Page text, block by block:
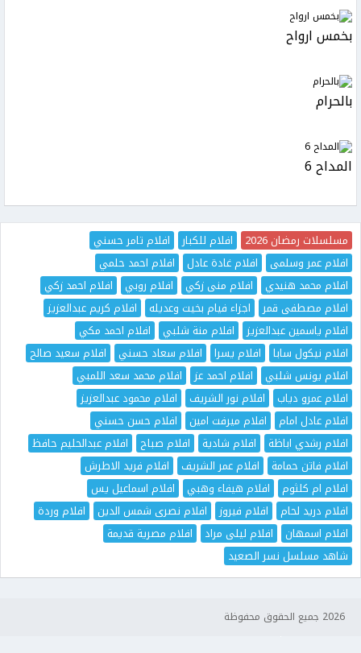
بخمس ارواح
بالحرام
المداح 6
مسلسلات رمضان 2026 افلام للكبار
افلام تامر حسني
افلام عمر وسلمى
افلام غادة عادل
افلام احمد حلمي
افلام محمد هنيدي
افلام منى زكي افلام روبي
افلام احمد زكي
افلام مصطفى قمر
اجزاء فيام بخيت وعديله
افلام كريم عبدالعزيز
افلام ياسمين عبدالعزيز
افلام منة شلبي
افلام احمد مكي
افلام نيكول سابا
افلام يسرا افلام سعاد حسني
افلام سعيد صالح
افلام يونس شلبي
افلام احمد عز
افلام محمد سعد اللمبي
افلام عمرو دياب
افلام نور الشريف
افلام محمود عبدالعزيز
افلام عادل امام
افلام ميرفت امين
افلام حسن حسني
افلام رشدي اباظة
افلام شادية افلام صباح
افلام عبدالحليم حافظ
افلام فاتن حمامة
افلام عمر الشريف
افلام فريد الاطرش
افلام ام كلثوم
افلام هيفاء وهبي
افلام اسماعيل يس
افلام دريد لحام
افلام فيروز افلام نصرى شمس الدين
افلام وردة
افلام اسمهان
افلام ليلى مراد
افلام مصرية قديمة
شاهد مسلسل نسر الصعيد
2026 جميع الحقوق محفوظة